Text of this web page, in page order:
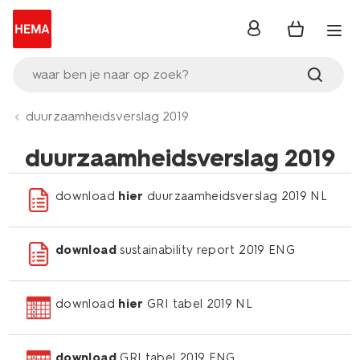
waar ben je naar op zoek?
inloggen
duurzaamheidsverslag 2019
duurzaamheidsverslag 2019
download hier duurzaamheidsverslag 2019 NL
downloadsustainability report 2019 ENG
download hier GRI tabel 2019 NL